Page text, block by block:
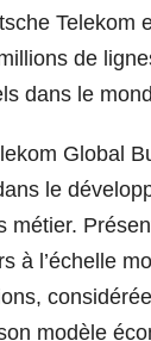
Telekom
de
dans le
Global
le
métier.
à l’échelle
modèle